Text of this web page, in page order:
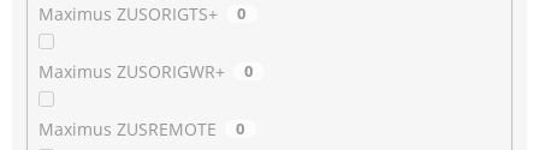
Maximus ZUSORIGTS+ 0
Maximus ZUSORIGWR+ 0
Maximus ZUSREMOTE 0